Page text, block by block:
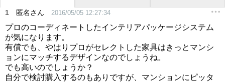
1 匿名さん 2016/05/05 12:27:34
プロのコーディネートしたインテリアパッケージシステム
が気になります。
有償でも、やはりプロがセレクトした家具はきっとマンシ
ョンにマッチするデザインなのでしょうね。
でも高いのでしょうか？
自分で検討購入するのもありですが、マンションにピッタ